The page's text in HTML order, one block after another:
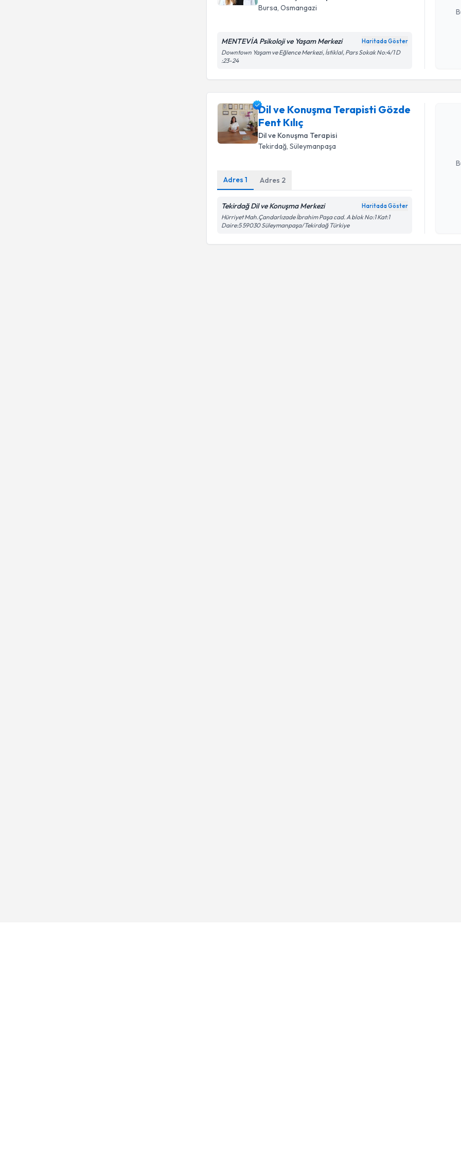
Bursa, Osmangazi
MENTEVİA Psikoloji ve Yaşam Merkezi Haritada Göster
Downtown Yaşam ve Eğlence Merkezi, İstiklal, Pars Sokak No:4/1 D
:23-24
Dil ve Konuşma Terapisti Gözde
Fent Kılıç
Dil ve Konuşma Terapisi
Tekirdağ, Süleymanpaşa
Adres1 Adres 2
Tekirdağ Dil ve Konuşma Merkezi Haritada Göster
Hürriyet Mah.Çandarlızade İbrahim Paşa cad. A blok No:1 Kat:1
Daire:5 59030 Süleymanpaşa/Tekirdağ Türkiye